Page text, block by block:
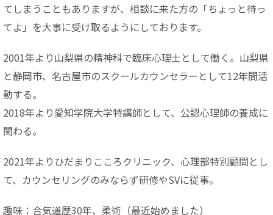
てしまうこともありますが、相談に来た方の「ちょっと待っ
てよ」を大事に受け取るようにしております。
2001年より山梨県の精神科で臨床心理士として働く。山梨県
と静岡市、名古屋市のスクールカウンセラーとして12年間活
動する。
2018年より愛知学院大学特講師として、公認心理師の養成に
関わる。
2021年よりひだまりこころクリニック、心理部特別顧問とし
て、カウンセリングのみならず研修やSVに従事。
趣味：合気道歴30年、柔術（最近始めました）